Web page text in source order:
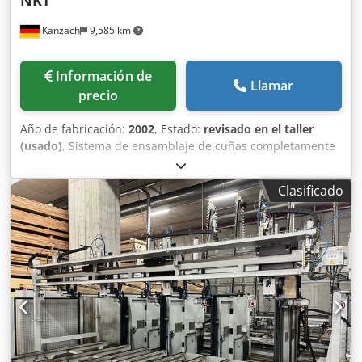
de la pieza (mín. - máx.): 40-155 mm Grosor de la pieza
del paquete: 600 mm Aplicación del adhesivo: aplicación
en doble cara (en ambos lados de la
Kanzach 9,585 km
Información de
precio
Llamar
Año de fabricación: 2002, Estado: revisado en el taller
(usado), Sistema de ensamblaje de cuñas completamente
automático: tipo "Doble paquete" con alimentación
automática con sierra de corte múltiple con apilador
automático Especificaciones: Longitud de la madera en la
entrada: min. 150 mm máx. 1000 mm media: 400 mm
Sección transversal de la madera: min. 20 x 40 mm máx. 80
x 180 mm Longitud de la madera en la salida: 6030 mm
Sección transversal máxima de la madera con un tamaño
de muesca de 10 mm: madera dura: 120 cm² madera
blanda: 150 cm² Chodpfx Asg D Ugkei Ssa Diseño de
muescas: vertical y horizontal Tipo de adhesivo: adhesivo
de PVA, aplicación de adhesivo en dos lados Energía
eléctrica: Tensión de conexión: 400 V Tensión de control:
Clasificado